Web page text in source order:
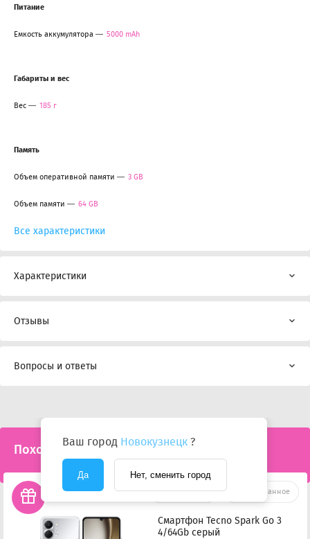
Питание
Емкость аккумулятора 5000 mAh
Габариты и вес
Вес 185 г
Память
Объем оперативной памяти 3 GB
Объем памяти 64 GB
Все характеристики
Характеристики
Отзывы
Вопросы и ответы
Похожие товары
Сравнить Избранное
Смартфон Tecno Spark Go 3
4/64Gb серый
Ваш город Новокузнецк ?
Да Нет, сменить город